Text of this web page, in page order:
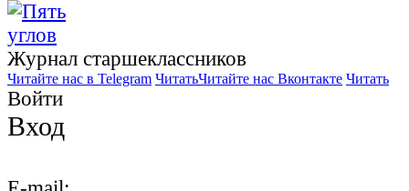
Журнал старшекласcников
Читайте нас в Telegram ЧитатьЧитайте нас Вконтакте Читать
Войти
Вход